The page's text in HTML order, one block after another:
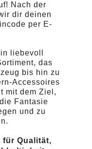
Nach der
dir deinen
per E-
liebevoll
das
bis hin zu
Accessoires
mit dem Ziel,
Fantasie
und zu
für Qualität,